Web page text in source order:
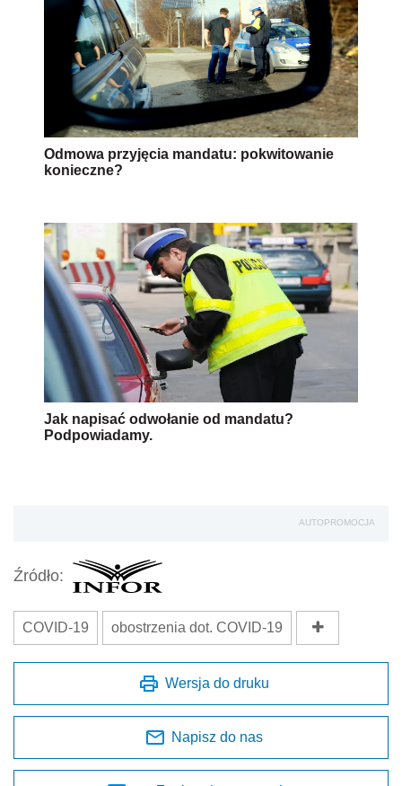
Odmowa przyjęcia mandatu: pokwitowanie
konieczne?
Jak napisać odwołanie od mandatu?
Podpowiadamy.
AUTOPROMOCJA
Źródło:
COVID-19 obostrzenia dot. COVID-19
Wersja do druku
Napisz do nas